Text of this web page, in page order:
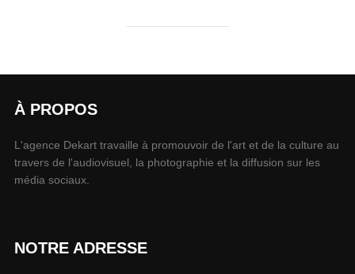
À PROPOS
L'agence Dekart travaille à promouvoir de l'art et de la culture au
travers de l'audiovisuel, la photographie et la diffusion sur les
média sociaux.
NOTRE ADRESSE